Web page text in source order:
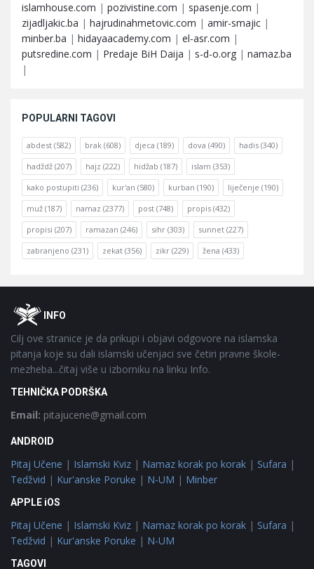
islamhouse.com | pozivistine.com | spasenje.com |
zijadljakic.ba | hajrudinahmetovic.com | amir-smajic |
minber.ba | hidayaacademy.com | el-asr.com |
putsredine.com | Predaje BiH Daija | s-d-o.org | namaz.ba
|
POPULARNI TAGOVI
abdest (582) brak (608) djeca (189) dova (490) hadis (340)
hadždž (207) hajz (222) hidžab (187) islam (353)
kako postupiti (236) kur'an (580) kurban (190) liječenje (190)
muž (187) namaz (2377) post (748) propis (432)
propisi (207) ramazan (246) sihr (303) sunnet (227)
zabranjeno (231) zekat (356) zikr (229) žena (433)
FooterOINFO
Cilj ove stranice je da prikupi i objavi odgovore na islamska
pitanja koje su dali islamski učenjaci sve četiri pravne škole-
mezheba...čitaj više u izborniku na linku Info.
TEHNIČKA PODRŠKA
Email: pitajucene@gmail.com
ANDROID
Pitaj Učene | Islamski Kviz | Namaz korak po korak | Sufara |
Tedžvid | Kur'anske Poruke | N-UM | Minber
APPLE iOS
Pitaj Učene | Islamski Kviz | Namaz korak po korak | Sufara |
Tedžvid | Kur'anske Poruke | N-UM
TAGOVI